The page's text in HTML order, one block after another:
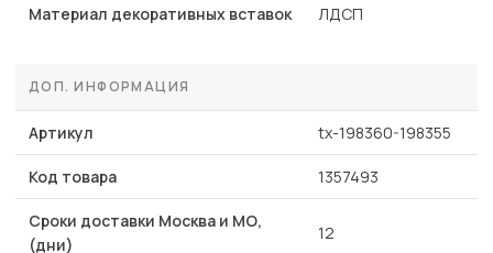
Материал декоративных вставок ЛДСП
ДОП. ИНФОРМАЦИЯ
Артикул tx-198360-198355
Код товара 1357493
Сроки доставки Москва и МО,
(дни)
12